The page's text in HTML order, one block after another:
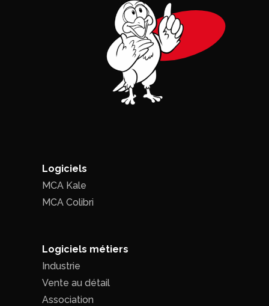
Logiciels
MCA Kale
MCA Colibri
Logiciels métiers
Industrie
Vente au détail
Association